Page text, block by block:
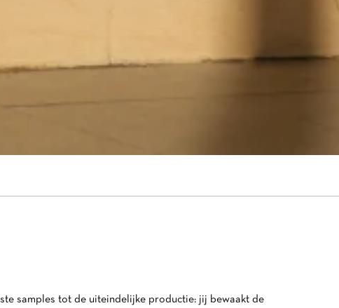
samples tot de uiteindelijke productie: jij bewaakt de